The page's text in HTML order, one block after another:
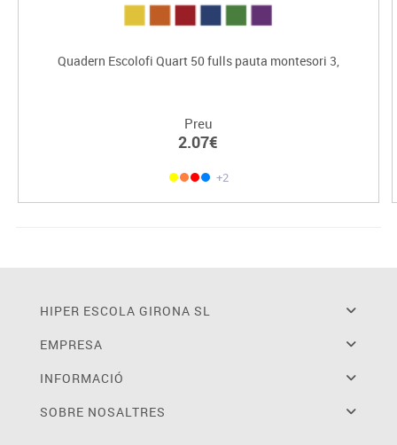
Quadern Escolofi Quart 50 fulls pauta montesori 3,
Preu
2.07€
+2
HIPER ESCOLA GIRONA SL
EMPRESA
INFORMACIÓ
SOBRE NOSALTRES